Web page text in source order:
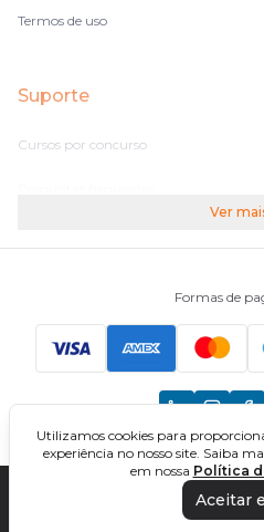
Termos de uso
Suporte
Cursos por concurso
Principais Concursos
CNU
TCU
Ver
Formas de
DIREÇÃO CONCURSOS - CURSOS
DIREITOS RESERVADOS.
Utilizamos cookies para
experiência no nosso site. Saiba
em nossa Política
Aceitar